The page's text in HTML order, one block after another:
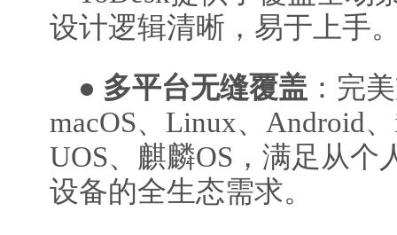
设计逻辑清晰，易于上手
● 多平台无缝覆盖 ：完
macOS、Linux、Android
UOS、麒麟OS，满足从个
设备的全生态需求。